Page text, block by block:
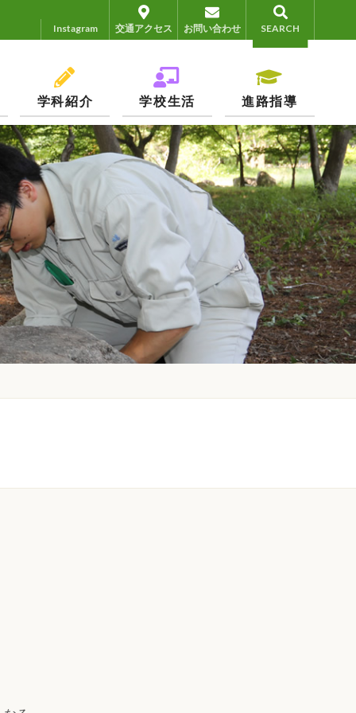
Instagram 交通アクセス お問い合わせ SEARCH
学科紹介 学校生活 進路指導
Instagram